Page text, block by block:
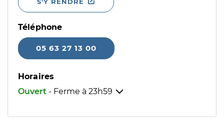
Téléphone
05 63 27 13 00
Horaires
Ouvert - Ferme à 23h59